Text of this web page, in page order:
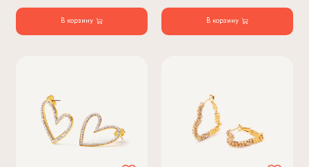
В корзину В корзину